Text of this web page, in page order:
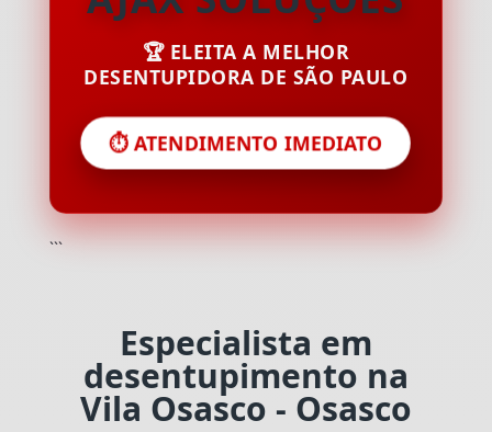
🏆 ELEITA A MELHOR
DESENTUPIDORA DE SÃO PAULO
⏱️ ATENDIMENTO IMEDIATO
```
Especialista em
desentupimento na
Vila Osasco - Osasco